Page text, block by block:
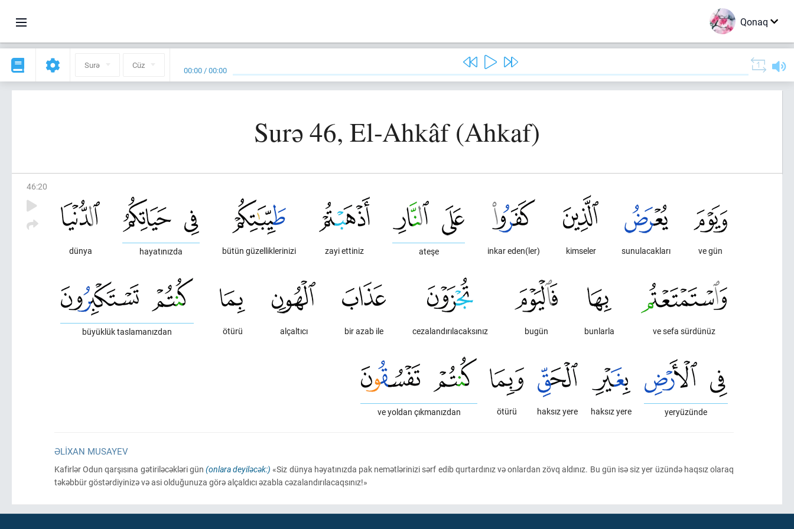
Qonaq
Surə Cüz 00:00 /00:00
Surə 46, El-Ahkâf (Ahkaf)
46:20
ve gün
sunulacakları
kimseler
inkar eden(ler)
ateşe
zayi ettiniz
bütün güzelliklerinizi
hayatınızda
dünya
ve sefa sürdünüz
bunlarla
bugün
cezalandırılacaksınız
bir azab ile
alçaltıcı
ötürü
büyüklük taslamanızdan
yeryüzünde
haksız yere
haksız yere
ötürü
ve yoldan çıkmanızdan
ƏLIXAN MUSAYEV
Kafirlər Odun qarşısına gətiriləcəkləri gün (onlara deyiləcək:) «Siz dünya həyatınızda pak nemətlərinizi sərf edib qurtardınız və onlardan zövq aldınız. Bu gün isə siz yer üzündə haqsız olaraq
təkəbbür göstərdiyinizə və asi olduğunuza görə alçaldıcı əzabla cəzalandırılacaqsınız!»